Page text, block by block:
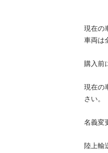
現在の
車両は
購入前
現在の
さい。
名義変
陸上輸